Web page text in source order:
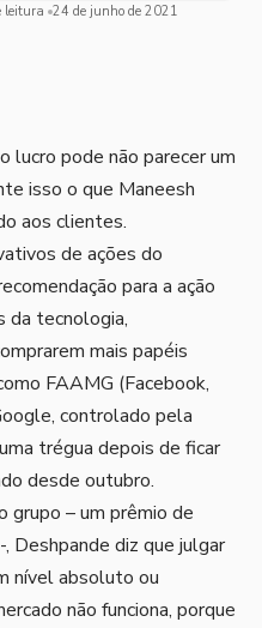
leitura 24 de junho de 2021
lucro pode não parecer um
isso o que Maneesh
aos clientes.
de ações do
para a ação
da tecnologia,
mais papéis
FAAMG (Facebook,
controlado pela
trégua depois de ficar
desde outubro.
grupo – um prêmio de
Deshpande diz que julgar
nível absoluto ou
não funciona, porque